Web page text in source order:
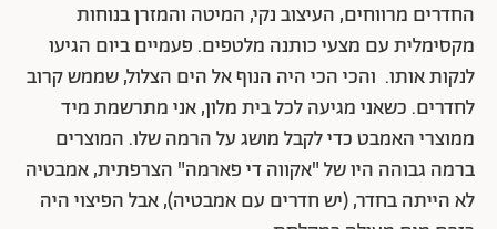
החדרים מרווחים, העיצוב נקי, המיטה והמזרן בנוחות
מקסימלית עם מצעי כותנה מלטפים. פעמיים ביום הגיעו
לנקות אותו. והכי הכי היה הנוף אל הים הצלול, שממש קרוב
לחדרים. כשאני מגיעה לכל בית מלון, אני מתרשמת מיד
ממוצרי האמבט כדי לקבל מושג על הרמה שלו. המוצרים
ברמה גבוהה היו של "אקווה די פארמה" הצרפתית, אמבטיה
לא הייתה בחדר, (יש חדרים עם אמבטיה), אבל הפיצוי היה